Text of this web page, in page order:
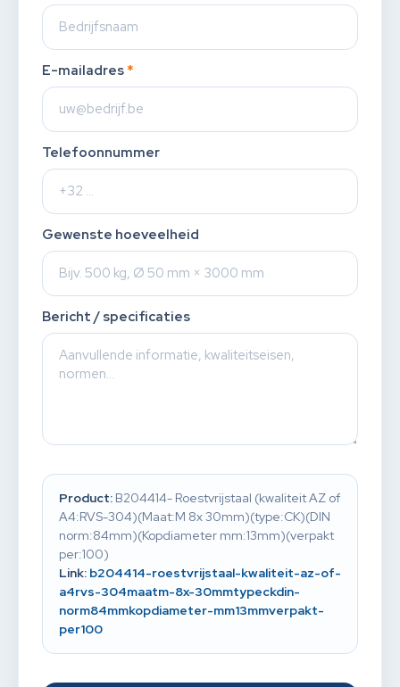
E-mailadres *
Telefoonnummer
Gewenste hoeveelheid
Bericht / specificaties
Product: B204414- Roestvrijstaal (kwaliteit AZ of
A4:RVS-304)(Maat:M 8x 30mm)(type:CK)(DIN
norm:84mm)(Kopdiameter mm:13mm)(verpakt
per:100)
Link: b204414-roestvrijstaal-kwaliteit-az-of-
a4rvs-304maatm-8x-30mmtypeckdin-
norm84mmkopdiameter-mm13mmverpakt-
per100